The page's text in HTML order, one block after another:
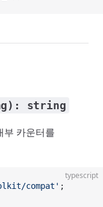
string
부 카운터를
typescript
compat' ;